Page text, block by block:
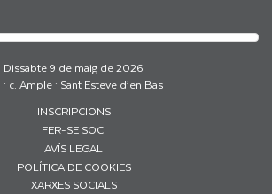
Dissabte 9 de maig de 2026
c. Ample · Sant Esteve d’en Bas
INSCRIPCIONS
FER-SE SOCI
AVÍS LEGAL
POLÍTICA DE COOKIES
XARXES SOCIALS